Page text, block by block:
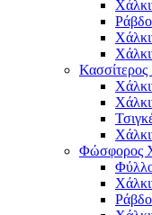
Κασσίτερος
Φώσφορος